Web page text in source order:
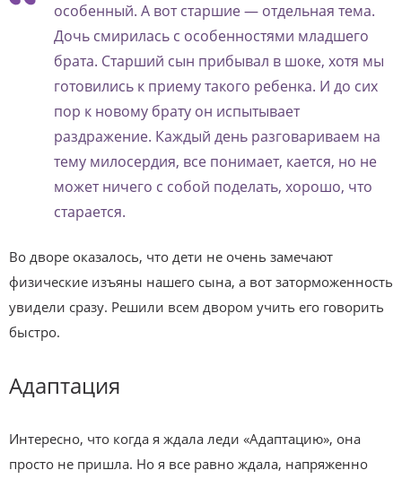
особенный. А вот старшие — отдельная тема.
Дочь смирилась с особенностями младшего
брата. Старший сын прибывал в шоке, хотя мы
готовились к приему такого ребенка. И до сих
пор к новому брату он испытывает
раздражение. Каждый день разговариваем на
тему милосердия, все понимает, кается, но не
может ничего с собой поделать, хорошо, что
старается.
Во дворе оказалось, что дети не очень замечают
физические изъяны нашего сына, а вот заторможенность
увидели сразу. Решили всем двором учить его говорить
быстро.
Адаптация
Интересно, что когда я ждала леди «Адаптацию», она
просто не пришла. Но я все равно ждала, напряженно